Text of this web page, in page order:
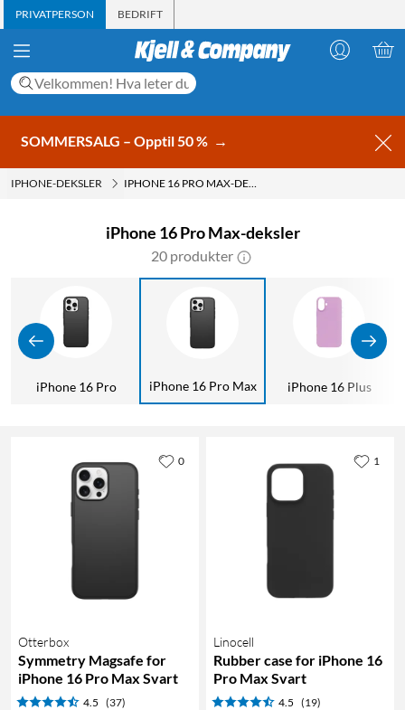
PRIVATPERSON BEDRIFT
SOMMERSALG – Opptil 50 % →
IPHONE-DEKSLER IPHONE 16 PRO MAX-DEKSLER
iPhone 16 Pro Max-deksler
20 produkter
iPhone 16 Pro iPhone 16 Pro Max iPhone 16 Plus
Otterbox
Symmetry Magsafe for
iPhone 16 Pro Max Svart
4.5 (37)
0
Linocell
Rubber case for iPhone 16
Pro Max Svart
4.5 (19)
1